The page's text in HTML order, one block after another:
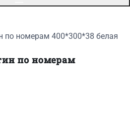
по номерам 400*300*38 белая
по номерам